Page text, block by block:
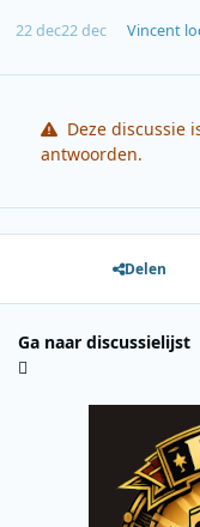
22 dec22 dec Vincent
Deze discussie
antwoorden.
Delen
Ga naar discussielijst